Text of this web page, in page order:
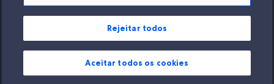
© 2026 Vrbo, uma empresa do Expedia Group. Todos os direitos
reservados. Vrbo e o logotipo da Vrbo são marcas comerciais ou marcas
registradas da HomeAway.com, Inc.Rejeitar todos
Aceitar todos os cookies